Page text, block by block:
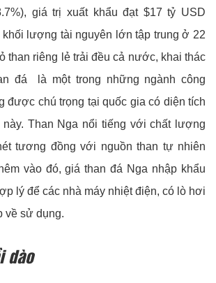
giá trị xuất khẩu đạt $17 tỷ USD
khối lượng tài nguyên lớn tập trung ở 22
than riêng lẻ trải đều cả nước, khai thác
đá là một trong những ngành công
được chú trọng tại quốc gia có diện tích
Than Nga nổi tiếng với chất lượng
tương đồng với nguồn than tự nhiên
vào đó, giá than đá Nga nhập khẩu
lý để các nhà máy nhiệt điện, có lò hơi
về sử dụng.
dào